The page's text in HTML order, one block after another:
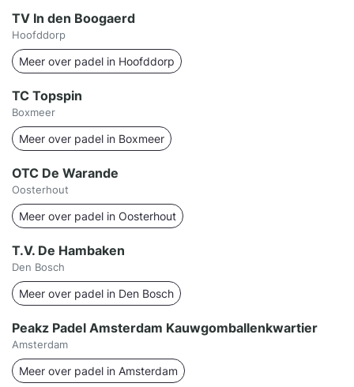
TV In den Boogaerd
Hoofddorp
Meer over padel in Hoofddorp
TC Topspin
Boxmeer
Meer over padel in Boxmeer
OTC De Warande
Oosterhout
Meer over padel in Oosterhout
T.V. De Hambaken
Den Bosch
Meer over padel in Den Bosch
Peakz Padel Amsterdam Kauwgomballenkwartier
Amsterdam
Meer over padel in Amsterdam